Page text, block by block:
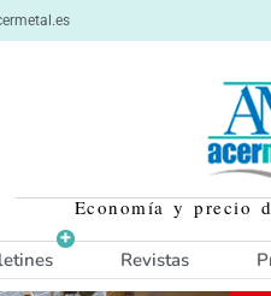
Economía y precio
Revistas